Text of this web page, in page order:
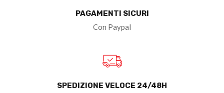
PAGAMENTI SICURI
Con Paypal
SPEDIZIONE VELOCE 24/48H